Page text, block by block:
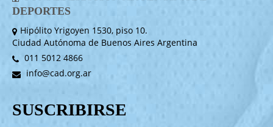
DEPORTES
Hipólito Yrigoyen 1530, piso 10.
Ciudad Autónoma de Buenos Aires Argentina
011 5012 4866
info@cad.org.ar
SUSCRIBIRSE